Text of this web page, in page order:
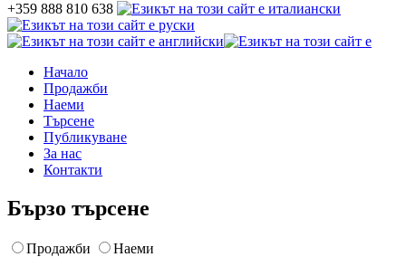
+359 888 810 638
Начало
Продажби
Наеми
Търсене
Публикуване
За нас
Контакти
Бързо търсене
Продажби Наеми